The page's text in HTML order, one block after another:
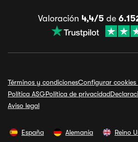
Valoración 4,4/5 de
Términos y condicionesConfigurar
Política ASGPolítica de privacidad
Aviso legal
España Alemania Reino